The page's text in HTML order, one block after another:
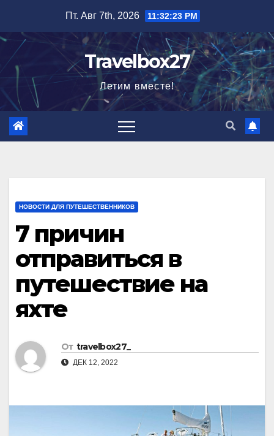
содержимому
Пт. Авг 7th, 2026 11:32:25 PM
Travelbox27
Летим вместе!
НОВОСТИ ДЛЯ ПУТЕШЕСТВЕННИКОВ
7 причин
отправиться в
путешествие на
яхте
От travelbox27_
ДЕК 12, 2022